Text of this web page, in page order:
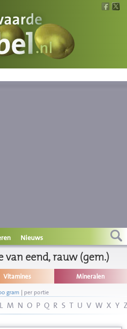
Nieuws
van eend, rauw (gem.)
Vitamines Mineralen
gram | per portie
L M N O P Q R S T U V W X Y